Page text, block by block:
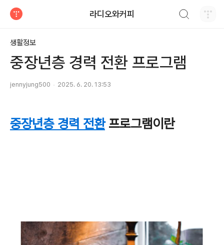
라디오와커피
생활정보
중장년층 경력 전환 프로그램
jennyjung500 2025. 6. 20. 13:53
중장년층 경력 전환프로그램이란